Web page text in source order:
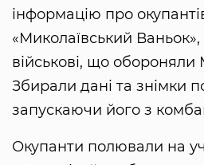
інформацію про
«Миколаївський
військові, що
Збирали дані та знімки
запускаючи його з
Окупанти полювали на